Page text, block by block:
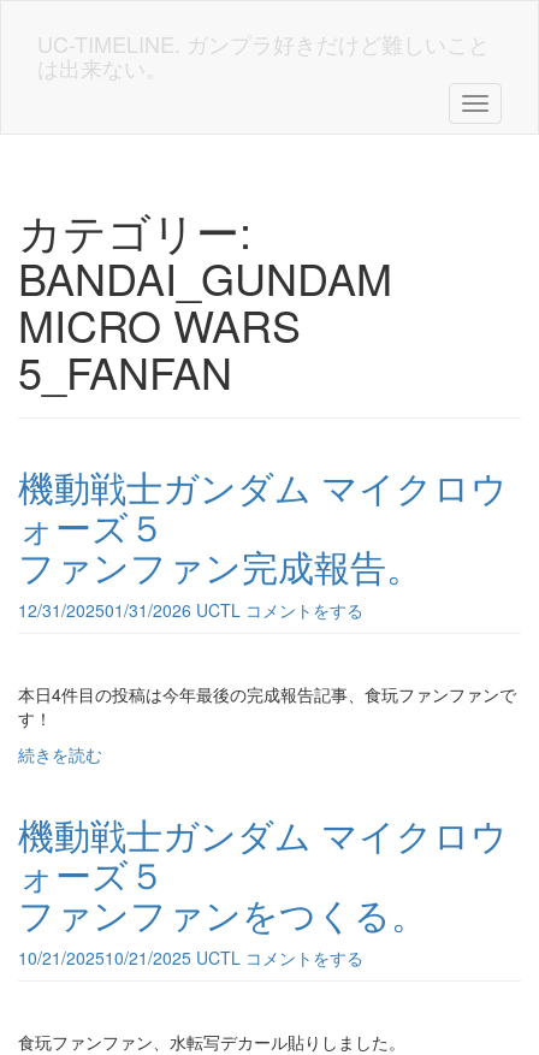
content
UC-TIMELINE. ガンプラ好きだけど難しいこと
は出来ない。
Toggle
カテゴリー:
BANDAI_GUNDAM
MICRO WARS
5_FANFAN
機動戦士ガンダム マイクロウ
ォーズ５
ファンファン完成報告。
12/31/202501/31/2026 UCTL コメントをする
本日4件目の投稿は今年最後の完成報告記事、食玩ファンファンで
す！
続きを読む
機動戦士ガンダム マイクロウ
ォーズ５
ファンファンをつくる。
10/21/202510/21/2025 UCTL コメントをする
食玩ファンファン、水転写デカール貼りしました。